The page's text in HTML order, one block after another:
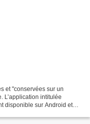
et "conservées sur un
L’application intitulée
disponible sur Android et